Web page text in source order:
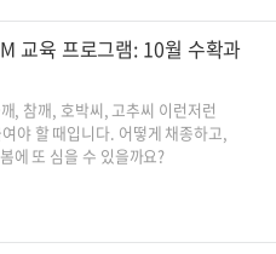
교육 프로그램: 10월 수확과
, 참깨, 호박씨, 고추씨 이런저런
야 할 때입니다. 어떻게 채종하고,
에 또 심을 수 있을까요?